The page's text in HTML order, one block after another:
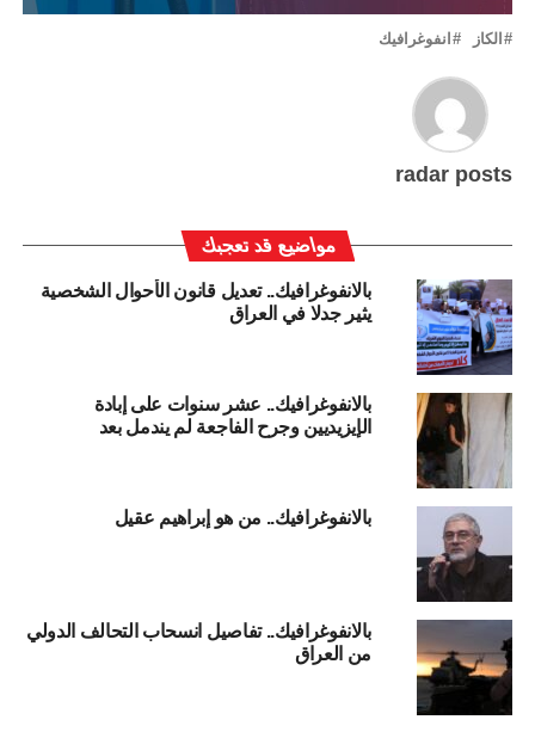
الكاز انفوغرافيك
radar posts
مواضيع قد تعجبك
بالانفوغرافيك.. تعديل قانون الأحوال الشخصية
يثير جدلا في العراق
بالانفوغرافيك.. عشر سنوات على إبادة
الإيزيديين وجرح الفاجعة لم يندمل بعد
بالانفوغرافيك.. من هو إبراهيم عقيل
بالانفوغرافيك.. تفاصيل انسحاب التحالف الدولي
من العراق